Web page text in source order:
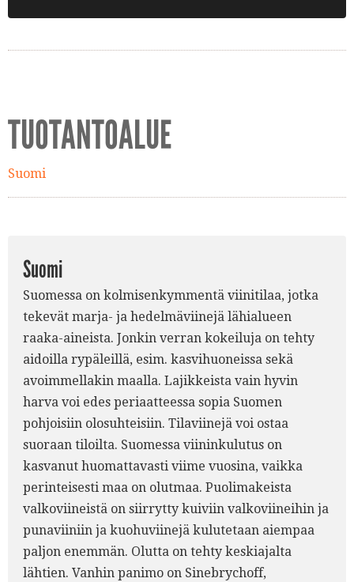
TUOTANTOALUE
Suomi
Suomi
Suomessa on kolmisenkymmentä viinitilaa, jotka
tekevät marja- ja hedelmäviinejä lähialueen
raaka-aineista. Jonkin verran kokeiluja on tehty
aidoilla rypäleillä, esim. kasvihuoneissa sekä
avoimmellakin maalla. Lajikkeista vain hyvin
harva voi edes periaatteessa sopia Suomen
pohjoisiin olosuhteisiin. Tilaviinejä voi ostaa
suoraan tiloilta. Suomessa viininkulutus on
kasvanut huomattavasti viime vuosina, vaikka
perinteisesti maa on olutmaa. Puolimakeista
valkoviineistä on siirrytty kuiviin valkoviineihin ja
punaviiniin ja kuohuviinejä kulutetaan aiempaa
paljon enemmän. Olutta on tehty keskiajalta
lähtien. Vanhin panimo on Sinebrychoff,